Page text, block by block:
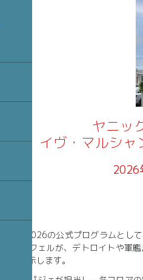
ヤニッ
イヴ・マルシャ
2026
2026の公式プログラムと
メェッフェルが、デトロイトや軍
作を展示します。